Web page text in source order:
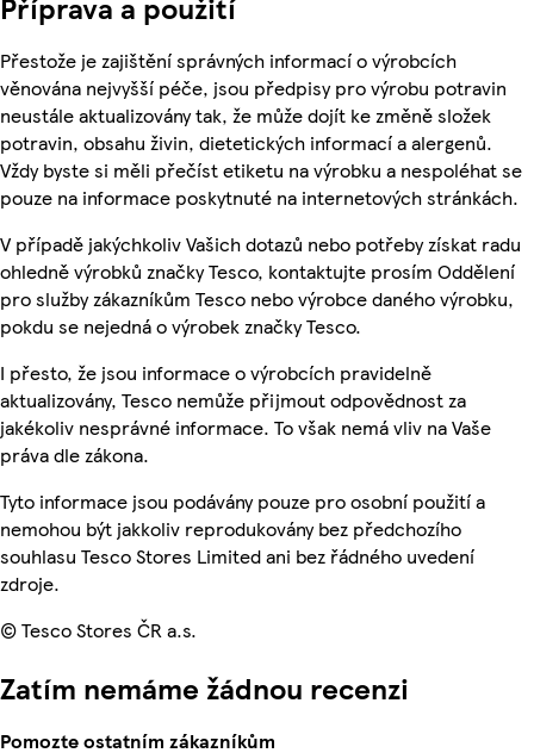
Přestože je zajištění správných informací o výrobcích
věnována nejvyšší péče, jsou předpisy pro výrobu potravin
neustále aktualizovány tak, že může dojít ke změně složek
potravin, obsahu živin, dietetických informací a alergenů.
Vždy byste si měli přečíst etiketu na výrobku a nespoléhat se
pouze na informace poskytnuté na internetových stránkách.
V případě jakýchkoliv Vašich dotazů nebo potřeby získat radu
ohledně výrobků značky Tesco, kontaktujte prosím Oddělení
pro služby zákazníkům Tesco nebo výrobce daného výrobku,
pokdu se nejedná o výrobek značky Tesco.
I přesto, že jsou informace o výrobcích pravidelně
aktualizovány, Tesco nemůže přijmout odpovědnost za
jakékoliv nesprávné informace. To však nemá vliv na Vaše
práva dle zákona.
Tyto informace jsou podávány pouze pro osobní použití a
nemohou být jakkoliv reprodukovány bez předchozího
souhlasu Tesco Stores Limited ani bez řádného uvedení
zdroje.
© Tesco Stores ČR a.s.
Zatím nemáme žádnou recenzi
Pomozte ostatním zákazníkům